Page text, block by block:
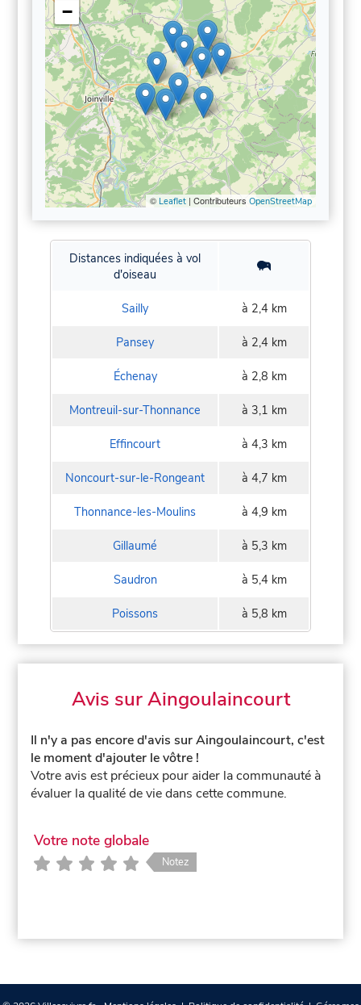
−
© Leaflet| Contributeurs OpenStreetMap
Distances indiquées à vol
d'oiseau
Sailly à 2,4 km
Pansey à 2,4 km
Échenay à 2,8 km
Montreuil-sur-Thonnance à 3,1 km
Effincourt à 4,3 km
Noncourt-sur-le-Rongeant à 4,7 km
Thonnance-les-Moulins à 4,9 km
Gillaumé à 5,3 km
Saudron à 5,4 km
Poissons à 5,8 km
Avis sur Aingoulaincourt
Il n'y a pas encore d'avis sur Aingoulaincourt, c'est
le moment d'ajouter le vôtre !
Votre avis est précieux pour aider la communauté à
évaluer la qualité de vie dans cette commune.
Votre note globale
Notez